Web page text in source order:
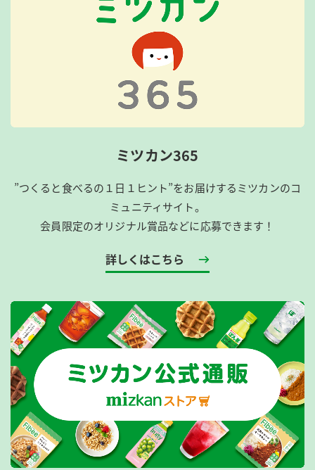
ミツカン365
”つくると食べるの１日１ヒント”をお届けするミツカンのコ
ミュニティサイト。
会員限定のオリジナル賞品などに応募できます！
詳しくはこちら